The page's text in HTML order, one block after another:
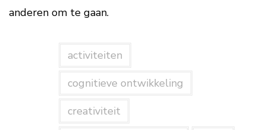
anderen om te gaan.
activiteiten
cognitieve ontwikkeling
creativiteit